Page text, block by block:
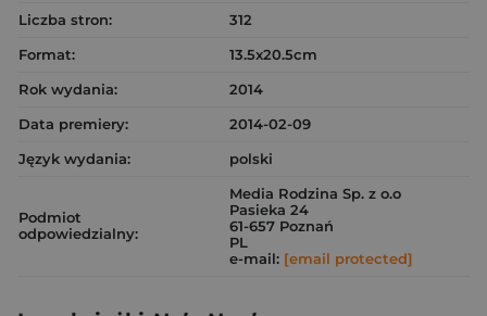
Liczba stron:
312
Format:
13.5x20.5cm
Rok wydania:
2014
Data premiery:
2014-02-09
Język wydania:
polski
Podmiot
odpowiedzialny:
Media Rodzina Sp. z o.o
Pasieka 24
61-657 Poznań
PL
e-mail: [email protected]